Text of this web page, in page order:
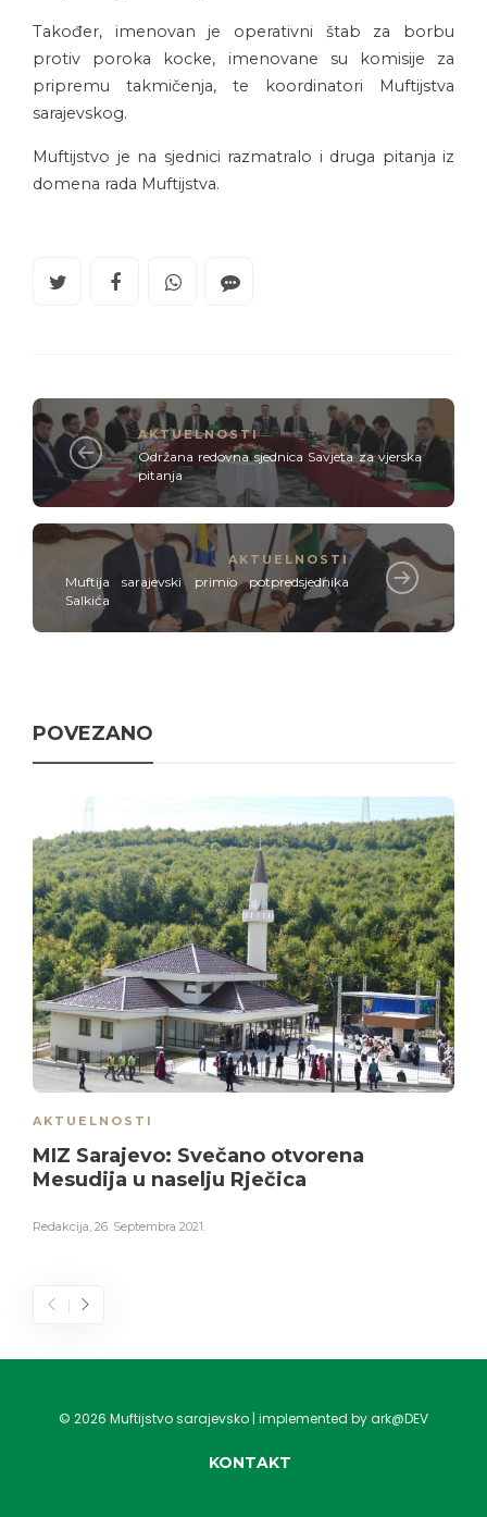
Također, imenovan je operativni štab za borbu
protiv poroka kocke, imenovane su komisije za
pripremu takmičenja, te koordinatori Muftijstva
sarajevskog.
Muftijstvo je na sjednici razmatralo i druga pitanja iz
domena rada Muftijstva.
AKTUELNOSTI
Održana redovna sjednica Savjeta za vjerska
pitanja
AKTUELNOSTI
Muftija sarajevski primio potpredsjednika
Salkića
POVEZANO
AKTUELNOSTI
MIZ Sarajevo: Svečano otvorena
Mesudija u naselju Rječica
Redakcija 26. Septembra 2021.
© 2026 Muftijstvo sarajevsko | implemented by ark@DEV
KONTAKT